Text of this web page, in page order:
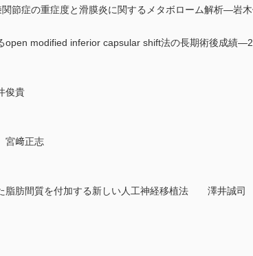
節症の重症度と滑膜炎に関するメタボローム解析—
open modified inferior capsular shift法の長期術後成
俊貴
﨑正志
脂肪間質を付加する新しい人工神経移植法 澤井誠司